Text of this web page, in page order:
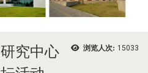
浏览人次: 15033
究中心